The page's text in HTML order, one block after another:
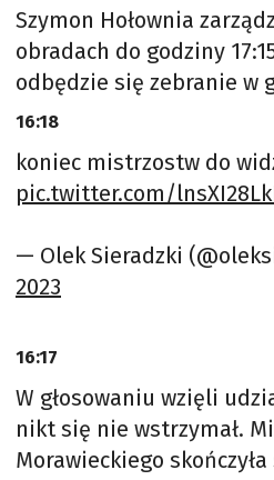
Szymon Hołownia
obradach do godziny
odbędzie się zebranie w
16:18
koniec mistrzostw do
pic.twitter.com/
— Olek Sieradzki
2023
16:17
W głosowaniu wzięli
nikt się nie wstrzymał.
Morawieckiego skończyła